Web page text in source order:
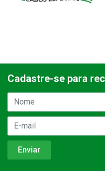
Cadastre-se para